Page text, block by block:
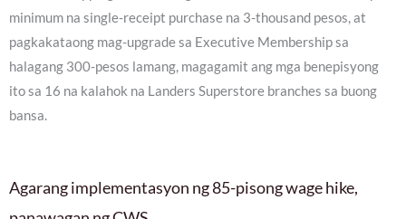
minimum na single-receipt purchase na 3-thousand pesos, at
pagkakataong mag-upgrade sa Executive Membership sa
halagang 300-pesos lamang, magagamit ang mga benepisyong
ito sa 16 na kalahok na Landers Superstore branches sa buong
bansa.
Agarang implementasyon ng 85-pisong wage hike,